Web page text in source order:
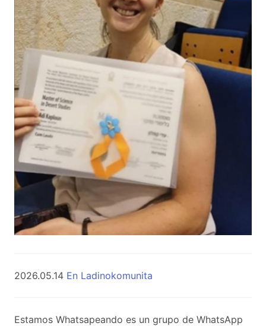
2026.05.14 En Ladinokomunita
Estamos Whatsapeando es un grupo de WhatsApp